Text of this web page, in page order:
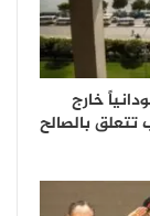
خارج
تتعلق بالصالح